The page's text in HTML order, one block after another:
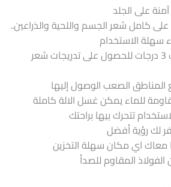
على الجلد
كامل شعر الجسم واللحية والذراعين..
سهلة الاستخدام
• مشط قابل للتعديل ب 3 درجات للحصول على تدريجات شعر
المناطق الصعب الوصول إليها
تتحرك بيها براحتك
لك رؤية أفضل
معاك اي مكان سهلة التخزين
المقاوم للصدأ